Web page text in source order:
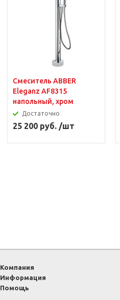
Смеситель ABBER
Eleganz AF8315
напольный, хром
Достаточно
25 200 руб. /шт
Компания
Информация
Помощь